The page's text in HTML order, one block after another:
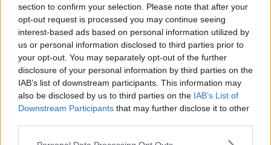
section to confirm your selection. Please note that after your
opt-out request is processed you may continue seeing
interest-based ads based on personal information utilized by
us or personal information disclosed to third parties prior to
your opt-out. You may separately opt-out of the further
disclosure of your personal information by third parties on the
IAB’s list of downstream participants. This information may
also be disclosed by us to third parties on the IAB’s List of
Downstream Participants that may further disclose it to other
19 FEBBRAIO 2021